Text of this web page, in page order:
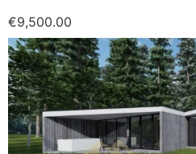
€9,500.00